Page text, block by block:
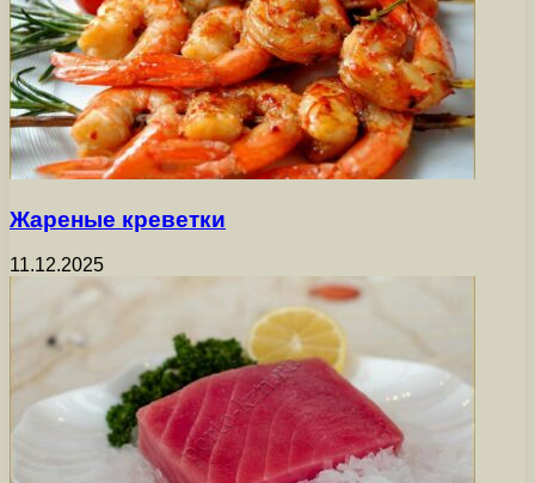
Жареные креветки
11.12.2025